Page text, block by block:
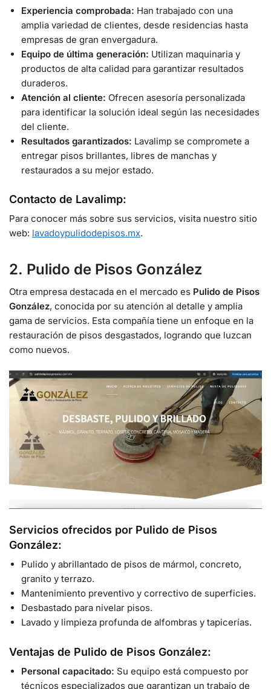
Experiencia comprobada: Han trabajado con una
amplia variedad de clientes, desde residencias hasta
empresas de gran envergadura.
Equipo de última generación: Utilizan maquinaria y
productos de alta calidad para garantizar resultados
duraderos.
Atención al cliente: Ofrecen asesoría personalizada
para identificar la solución ideal según las necesidades
del cliente.
Resultados garantizados: Lavalimp se compromete a
entregar pisos brillantes, libres de manchas y
restaurados a su mejor estado.
Contacto de Lavalimp:
Para conocer más sobre sus servicios, visita nuestro sitio
web: lavadoypulidodepisos.mx.
2. Pulido de Pisos González
Otra empresa destacada en el mercado es Pulido de Pisos
González, conocida por su atención al detalle y amplia
gama de servicios. Esta compañía tiene un enfoque en la
restauración de pisos desgastados, logrando que luzcan
como nuevos.
Servicios ofrecidos por Pulido de Pisos
González:
Pulido y abrillantado de pisos de mármol, concreto,
granito y terrazo.
Mantenimiento preventivo y correctivo de superficies.
Desbastado para nivelar pisos.
Lavado y limpieza profunda de alfombras y tapicerías.
Ventajas de Pulido de Pisos González:
Personal capacitado: Su equipo está compuesto por
técnicos especializados que garantizan un trabajo de